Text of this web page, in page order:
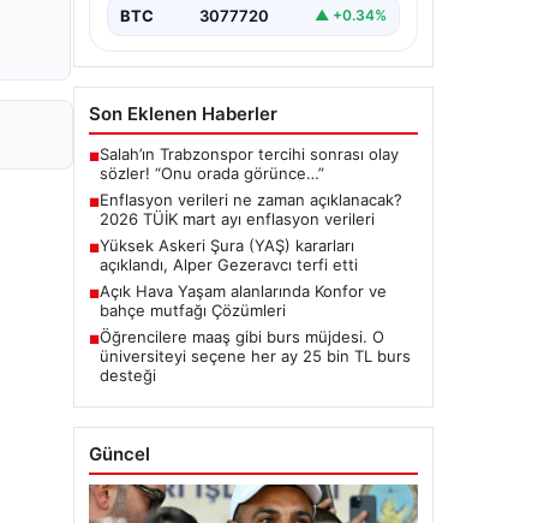
BTC 3077720 ▲ +0.34%
Son Eklenen Haberler
■Salah’ın Trabzonspor tercihi sonrası olay
sözler! “Onu orada görünce…”
■Enflasyon verileri ne zaman açıklanacak?
2026 TÜİK mart ayı enflasyon verileri
■Yüksek Askeri Şura (YAŞ) kararları
açıklandı, Alper Gezeravcı terfi etti
■Açık Hava Yaşam alanlarında Konfor ve
bahçe mutfağı Çözümleri
■Öğrencilere maaş gibi burs müjdesi. O
üniversiteyi seçene her ay 25 bin TL burs
desteği
Güncel